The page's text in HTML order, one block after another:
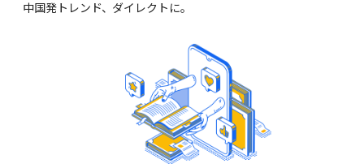
中国発トレンド、ダイレクトに。